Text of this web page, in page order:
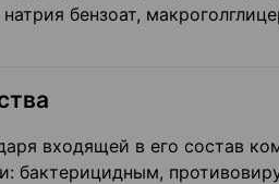
бензоат,
входящей в его состав
бактерицидным,